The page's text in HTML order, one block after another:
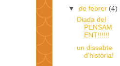
▼ de febrer (4)
Diada del
PENSAM
ENT!!!!!!
un dissabte
d'història!